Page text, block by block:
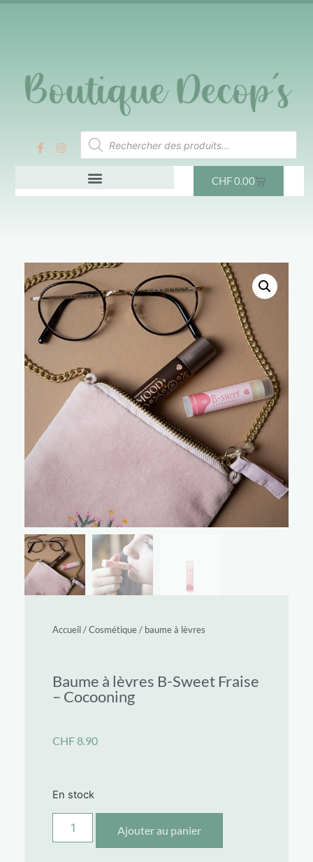
CHF0.00
Accueil/Cosmétique/ baume à lèvres
Baume à lèvres B-Sweet Fraise
– Cocooning
CHF8.90
En stock
Ajouter au panier